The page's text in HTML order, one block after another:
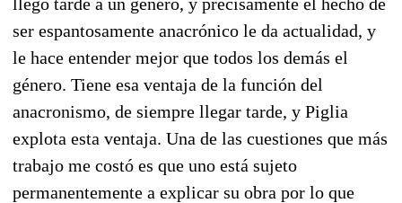
ser espantosamente anacrónico le da actualidad, y
le hace entender mejor que todos los demás el
género. Tiene esa ventaja de la función del
anacronismo, de siempre llegar tarde, y Piglia
explota esta ventaja. Una de las cuestiones que más
trabajo me costó es que uno está sujeto
permanentemente a explicar su obra por lo que